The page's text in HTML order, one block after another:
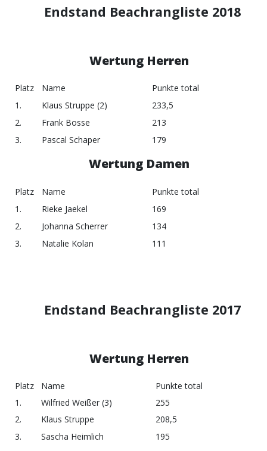
Endstand Beachrangliste 2018
Wertung Herren
Platz Name
Punkte total
1.
Klaus Struppe (2)
233,5
2.
Frank Bosse
213
3.
Pascal Schaper 179
Wertung Damen
Platz Name
Punkte total
1.
Rieke Jaekel
169
2.
Johanna Scherrer
134
3.
Natalie Kolan 111
Endstand Beachrangliste 2017
Wertung Herren
Platz Name
Punkte total
1.
Wilfried Weißer (3)
255
2.
Klaus Struppe
208,5
3.
Sascha Heimlich 195